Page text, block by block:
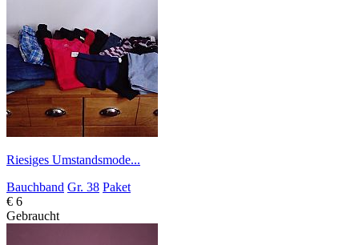
Riesiges Umstandsmode...
Bauchband Gr. 38 Paket
€ 6
Gebraucht